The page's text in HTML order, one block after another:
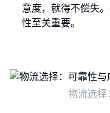
意度，就得不偿失
性至关重要。
物流选择